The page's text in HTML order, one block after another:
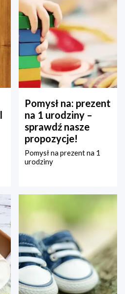
Pomysł na: prezent
na 1 urodziny –
sprawdź nasze
propozycje!
Pomysł na prezent na 1
urodziny